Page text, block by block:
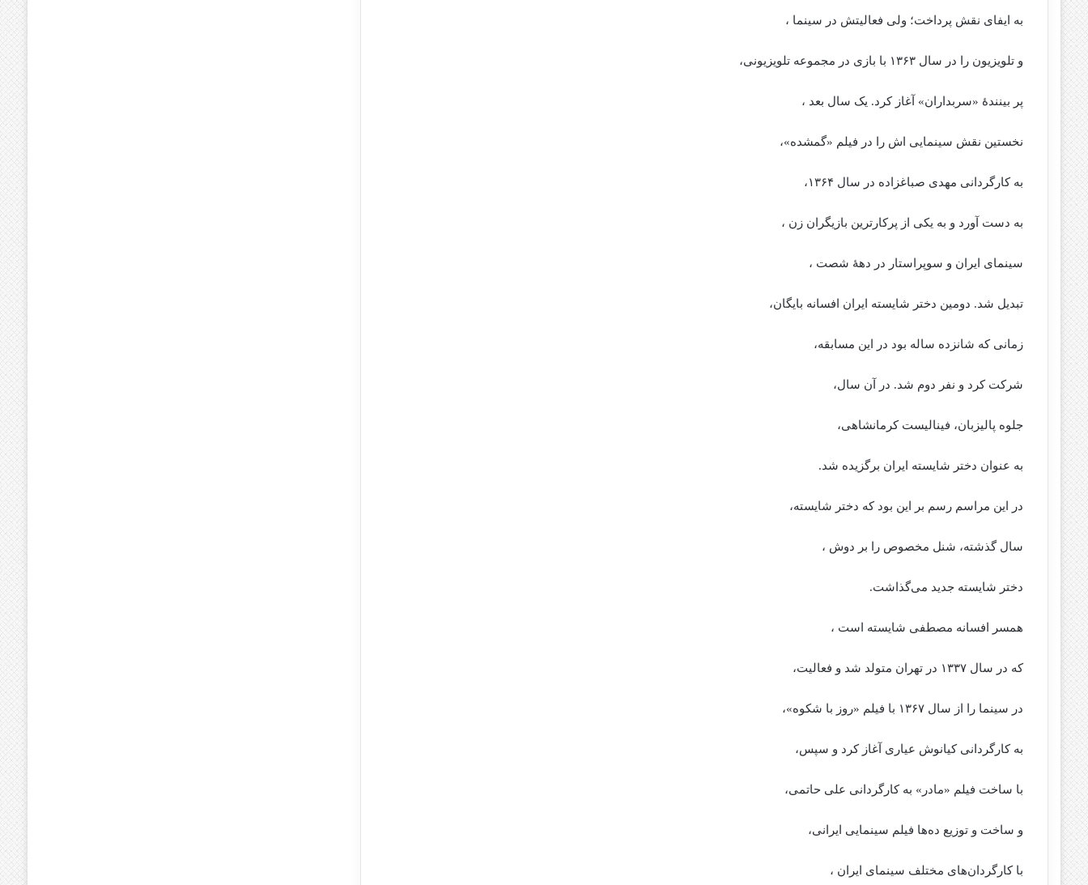
به ایفای نقش پرداخت؛ ولی فعالیتش در سینما ،
و تلویزیون را در سال ۱۳۶۳ با بازی در مجموعه تلویزیونی،
پر بینندهٔ «سربداران» آغاز کرد. یک سال بعد ،
نخستین نقش سینمایی اش را در فیلم «گمشده»،
به کارگردانی مهدی صباغزاده در سال ۱۳۶۴،
به دست آورد و به یکی از پرکارترین بازیگران زن ،
سینمای ایران و سوپراستار در دههٔ شصت ،
تبدیل شد. دومین دختر شایسته ایران افسانه بایگان،
زمانی که شانزده ساله بود در این مسابقه،
شرکت کرد و نفر دوم شد. در آن سال،
جلوه پالیزبان، فینالیست کرمانشاهی،
به عنوان دختر شایسته ایران برگزیده شد.
در این مراسم رسم بر این بود که دختر شایسته،
سال گذشته، شنل مخصوص را بر دوش ،
دختر شایسته جدید می‌گذاشت.
همسر افسانه مصطفی شایسته است ،
که در سال ۱۳۳۷ در تهران متولد شد و فعالیت،
در سینما را از سال ۱۳۶۷ با فیلم «روز با شکوه»،
به کارگردانی کیانوش عیاری آغاز کرد و سپس،
با ساخت فیلم «مادر» به کارگردانی علی حاتمی،
و ساخت و توزیع ده‌ها فیلم سینمایی ایرانی،
با کارگردان‌های مختلف سینمای ایران ،